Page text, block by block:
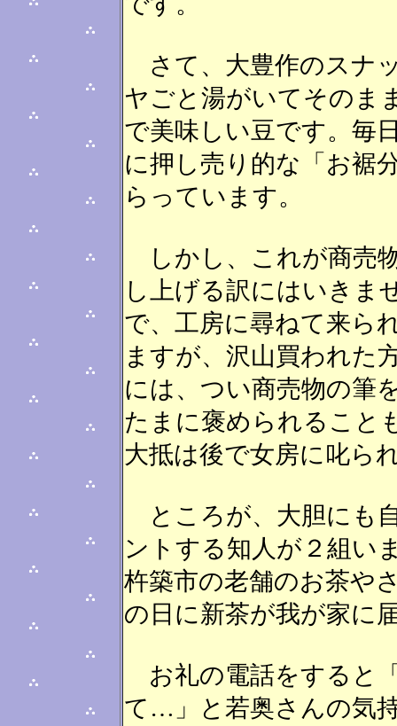
さて、大豊作のスナ
ヤごと湯がいてそのま
で美味しい豆です。毎
に押し売り的な「お裾
らっています。
しかし、これが商売
し上げる訳にはいきま
で、工房に尋ねて来ら
ますが、沢山買われた
には、つい商売物の筆
たまに褒められること
大抵は後で女房に叱ら
ところが、大胆にも
ントする知人が２組い
杵築市の老舗のお茶や
の日に新茶が我が家に
お礼の電話をすると
て…」と若奥さんの気